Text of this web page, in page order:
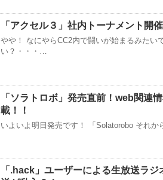
「アクセル３」社内トーナメント開催
やや！ なにやらCC2内で闘いが始まるみたい
い？・・・…
「ソラトロボ」発売直前！web関連
載！！
いよいよ明日発売です！ 「Solatorobo それ
「.hack」ユーザーによる生放送ラ